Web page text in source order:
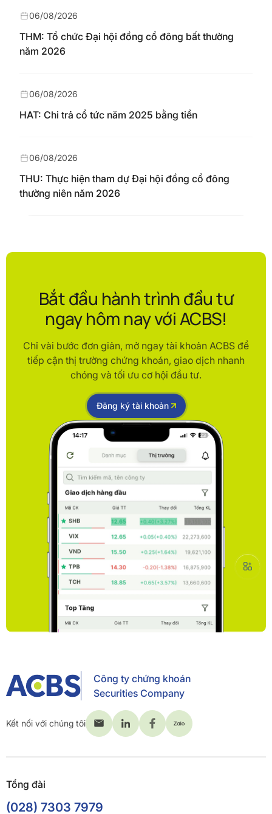
THM: Tổ chức Đại hội đồng cổ đông bất thường
năm 2026
06/08/2026
HAT: Chi trả cổ tức năm 2025 bằng tiền
06/08/2026
THU: Thực hiện tham dự Đại hội đồng cổ đông
thường niên năm 2026
06/08/2026
Bắt đầu hành trình đầu tư
ngay hôm nay với ACBS!
Chỉ vài bước đơn giản, mở ngay tài khoản ACBS để
tiếp cận thị trường chứng khoán, giao dịch nhanh
chóng và tối ưu cơ hội đầu tư.
Đăng ký tài khoản
Công ty chứng khoán
Securities Company
Kết nối với chúng tôi
Tổng đài
(028) 7303 7979